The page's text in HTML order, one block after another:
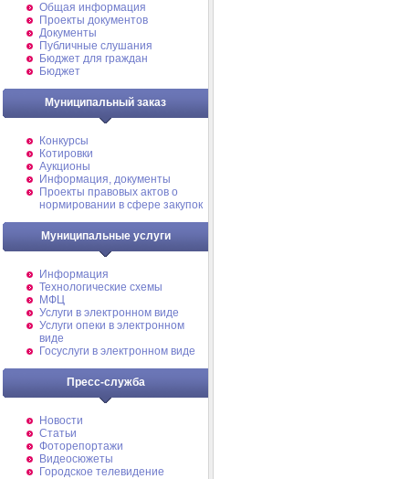
Общая информация
Проекты документов
Документы
Публичные слушания
Бюджет для граждан
Бюджет
Муниципальный заказ
Конкурсы
Котировки
Аукционы
Информация, документы
Проекты правовых актов о
нормировании в сфере закупок
Муниципальные услуги
Информация
Технологические схемы
МФЦ
Услуги в электронном виде
Услуги опеки в электронном
виде
Госуслуги в электронном виде
Пресс-служба
Новости
Статьи
Фоторепортажи
Видеосюжеты
Городское телевидение